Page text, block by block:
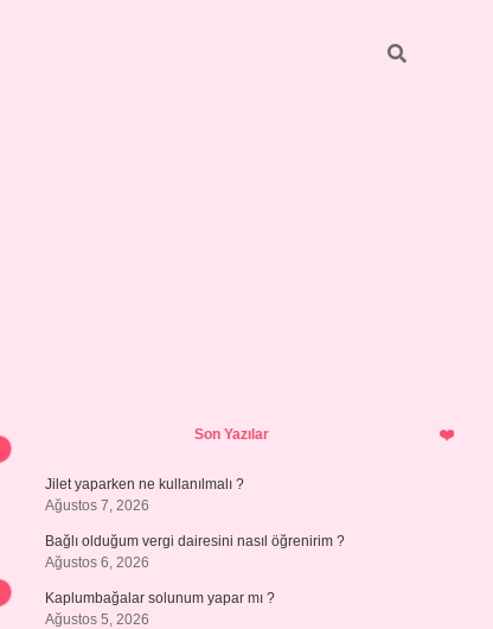
SidebarSon Yazılar
Jilet yaparken ne kullanılmalı ?
Ağustos 7, 2026
Bağlı olduğum vergi dairesini nasıl öğrenirim ?
Ağustos 6, 2026
Kaplumbağalar solunum yapar mı ?
Ağustos 5, 2026